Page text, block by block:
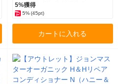
5%獲得
5% (45pt)
カートに入れる